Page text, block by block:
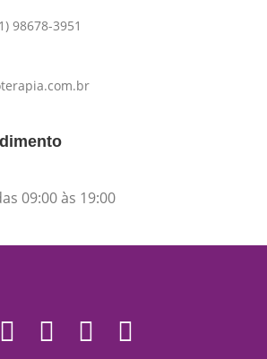
98678-3951
09:00 às 19:00